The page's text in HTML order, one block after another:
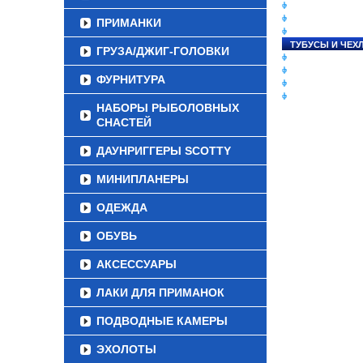
ПРИМАНКИ
ГРУЗА/ДЖИГ-ГОЛОВКИ
ФУРНИТУРА
НАБОРЫ РЫБОЛОВНЫХ
СНАСТЕЙ
ДАУНРИГГЕРЫ SCOTTY
МИНИПЛАНЕРЫ
ОДЕЖДА
ОБУВЬ
АКСЕССУАРЫ
ЛАКИ ДЛЯ ПРИМАНОК
ПОДВОДНЫЕ КАМЕРЫ
ЭХОЛОТЫ
ТУБУСЫ И